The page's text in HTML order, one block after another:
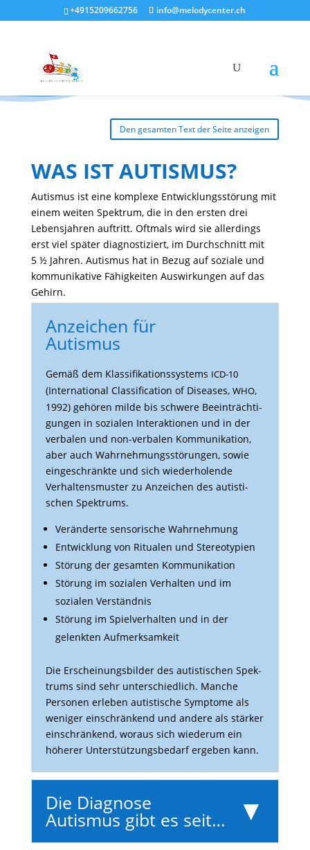
+4915209662756 info@melodycenter.ch
Den gesamten Text der Seite anzeigen
WAS IST AUTISMUS?
Autismus ist eine komplexe Entwick­lungs­stö­rung mit
einem weiten Spek­trum, die in den ersten drei
Lebens­jahren auftritt. Oftmals wird sie aller­dings
erst viel später diagnos­ti­ziert, im Durch­schnitt mit
5 ½ Jahren. Autismus hat in Bezug auf soziale und
kommu­ni­ka­tive Fähig­keiten Auswir­kungen auf das
Gehirn.
Anzeichen für
Autismus
Gemäß dem Klas­si­fi­ka­ti­ons­sys­tems ICD-10
(Inter­na­tional Clas­si­fi­ca­tion of Dise­ases, WHO,
1992) gehören milde bis schwere Beein­träch­ti­
gungen in sozialen Inter­ak­tionen und in der
verbalen und non-verbalen Kommu­ni­ka­tion,
aber auch Wahr­neh­mungs­stö­rungen, sowie
einge­schränkte und sich wieder­ho­lende
Verhal­tens­muster zu Anzei­chen des autis­ti­
schen Spektrums.
Verän­derte senso­ri­sche Wahrnehmung
Entwick­lung von Ritualen und Stereotypien
Störung der gesamten Kommunikation
Störung im sozialen Verhalten und im
sozialen Verständnis
Störung im Spiel­ver­halten und in der
gelenkten Aufmerksamkeit
Die Erschei­nungs­bilder des autis­ti­schen Spek­
trums sind sehr unter­schied­lich. Manche
Personen erleben autis­ti­sche Symptome als
weniger einschrän­kend und andere als stärker
einschrän­kend, woraus sich wiederum ein
höherer Unter­stüt­zungs­be­darf ergeben kann.
Die Diagnose
Autismus gibt es seit…